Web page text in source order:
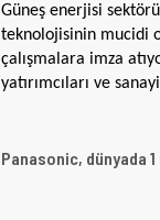
Güneş enerjisi
teknolojisinin mucidi
çalışmalara imza
yatırımcıları ve
Panasonic, dünyada